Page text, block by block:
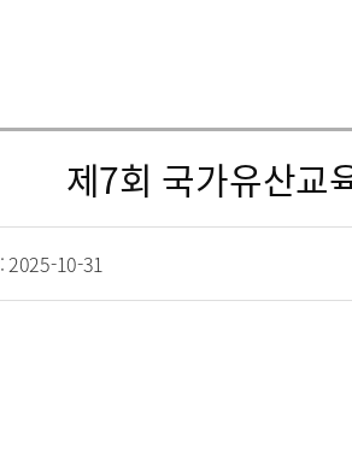
제7회 국가유산교
: 2025-10-31